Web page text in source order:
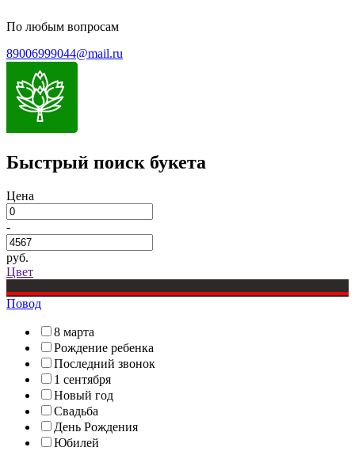
По любым вопросам
89006999044@mail.ru
Быстрый поиск букета
Цена
-
руб.
Цвет
Повод
8 марта
Рождение ребенка
Последний звонок
1 сентября
Новый год
Свадьба
День Рождения
Юбилей